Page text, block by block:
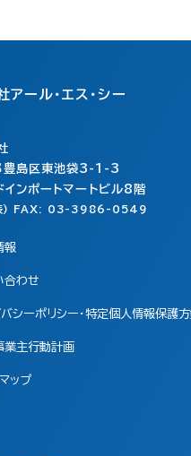
アール・エス・シー
豊島区東池袋3-1-3
インポートマートビル8階
) FAX: 03-3986-0549
報
合わせ
バシーポリシー・特定個人情報保護
業主行動計画
ップ